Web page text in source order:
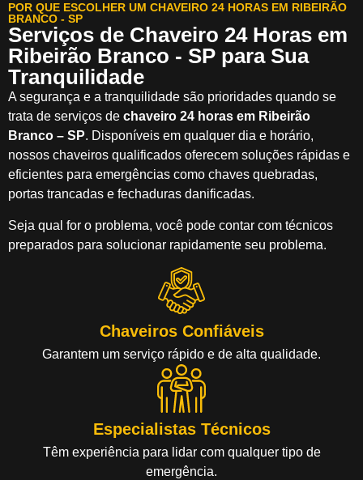
POR QUE ESCOLHER UM CHAVEIRO 24 HORAS EM RIBEIRÃO
BRANCO - SP
Serviços de Chaveiro 24 Horas em
Ribeirão Branco - SP para Sua
Tranquilidade
A segurança e a tranquilidade são prioridades quando se
trata de serviços de chaveiro 24 horas em Ribeirão
Branco – SP. Disponíveis em qualquer dia e horário,
nossos chaveiros qualificados oferecem soluções rápidas e
eficientes para emergências como chaves quebradas,
portas trancadas e fechaduras danificadas.
Seja qual for o problema, você pode contar com técnicos
preparados para solucionar rapidamente seu problema.
Chaveiros Confiáveis
Garantem um serviço rápido e de alta qualidade.
Especialistas Técnicos
Têm experiência para lidar com qualquer tipo de
emergência.